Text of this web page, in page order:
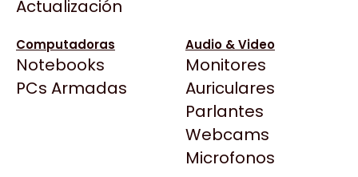
Actualización
Computadoras
Notebooks
PCs Armadas
Audio & Video
Monitores
Auriculares
Parlantes
Webcams
Microfonos
BenQ
CX
Cooler Master
Todas las Tiendas
1334U 8GB DDR5 512GB TOUCH
$1.317.095
Ver producto en la página de Acuario
Insumos